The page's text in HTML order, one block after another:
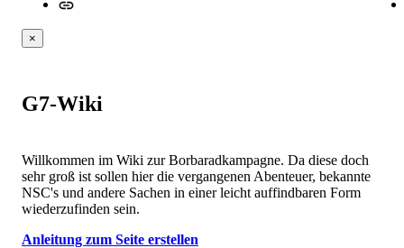
×
G7-Wiki
Willkommen im Wiki zur Borbaradkampagne. Da diese doch
sehr groß ist sollen hier die vergangenen Abenteuer, bekannte
NSC's und andere Sachen in einer leicht auffindbaren Form
wiederzufinden sein.
Anleitung zum Seite erstellen